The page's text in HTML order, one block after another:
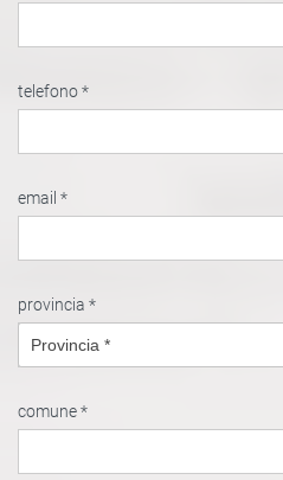
telefono *
email *
provincia *
Provincia *
comune *